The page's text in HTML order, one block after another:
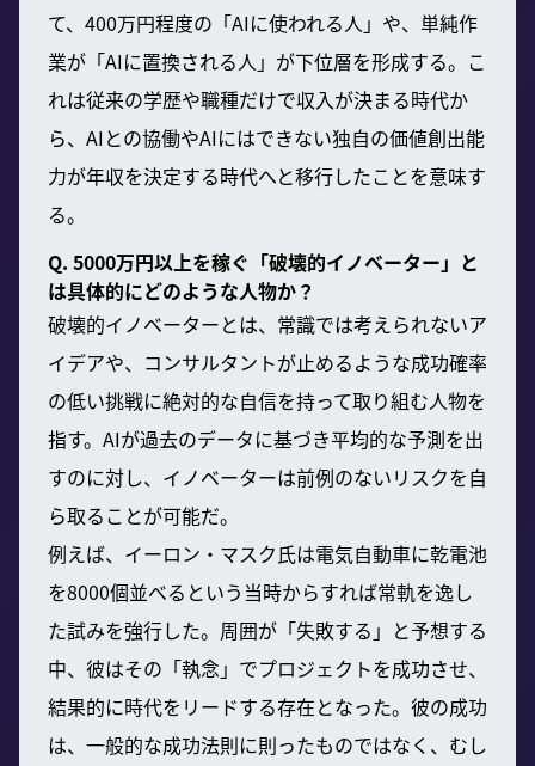
て、400万円程度の「AIに使われる人」や、単純作
業が「AIに置換される人」が下位層を形成する。こ
れは従来の学歴や職種だけで収入が決まる時代か
ら、AIとの協働やAIにはできない独自の価値創出能
力が年収を決定する時代へと移行したことを意味す
る。
Q. 5000万円以上を稼ぐ「破壊的イノベーター」と
は具体的にどのような人物か？
破壊的イノベーターとは、常識では考えられないア
イデアや、コンサルタントが止めるような成功確率
の低い挑戦に絶対的な自信を持って取り組む人物を
指す。AIが過去のデータに基づき平均的な予測を出
すのに対し、イノベーターは前例のないリスクを自
ら取ることが可能だ。
例えば、イーロン・マスク氏は電気自動車に乾電池
を8000個並べるという当時からすれば常軌を逸し
た試みを強行した。周囲が「失敗する」と予想する
中、彼はその「執念」でプロジェクトを成功させ、
結果的に時代をリードする存在となった。彼の成功
は、一般的な成功法則に則ったものではなく、むし